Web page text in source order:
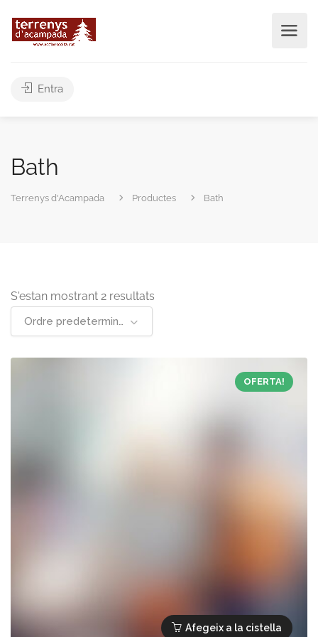
Entra
Bath
Terrenys d'Acampada Productes Bath
S'estan mostrant 2 resultats
Ordre predeterminat
OFERTA!
Afegeix a la cistella